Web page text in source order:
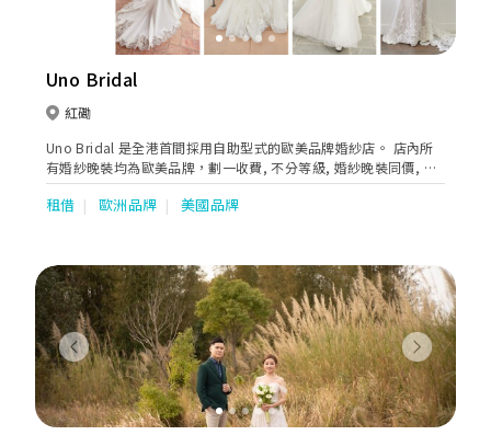
Uno Bridal
紅磡
Uno Bridal 是全港首間採用自助型式的歐美品牌婚紗店。 店內所
有婚紗晚裝均為歐美品牌，劃一收費, 不分等級, 婚紗晚裝同價, 一
般租期為7天。所有價格已包清潔費及改衫費。 Uno Bridal 代理品
牌包括 Jovani, JVN by Jovani, Rebecca Ingram, Adriana Alier
租借 歐洲品牌 美國品牌
Previous Next